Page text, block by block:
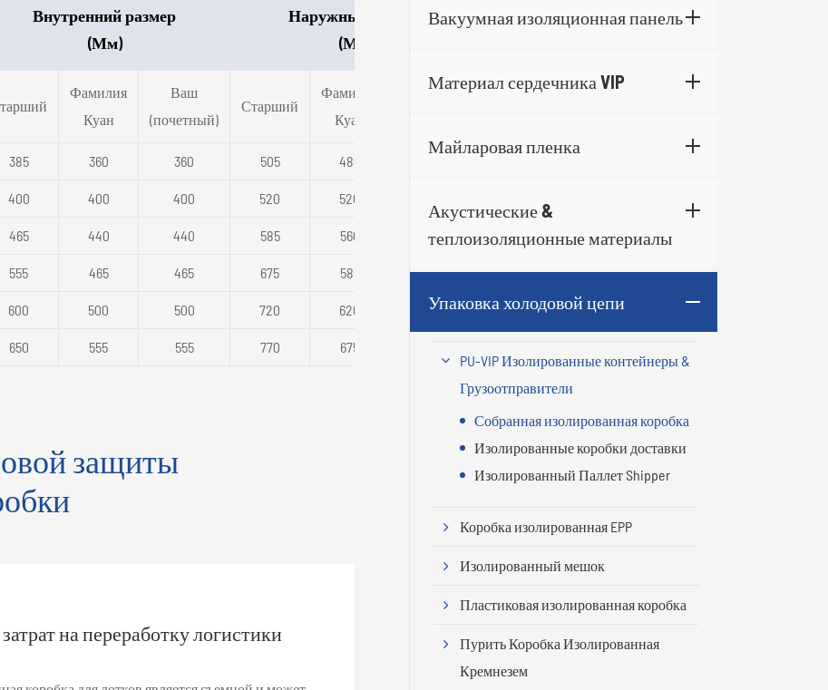
Внутренний размер
(Мм)
Наружный размер
(Мм)
Фамилия
Куан
Ваш
(почетный)
Старший
Фамилия
Куан
Ваш
385 360 360 505 480
400 400 400 520 520
465 440 440 585 560 560
555 465 465 675 585 585
600 500 500 720 620 620
650 555 555 770 675
защиты
на переработку логистики
Вакуумная изоляционная панель
Материал сердечника VIP
Майларовая пленка
Акустические &
теплоизоляционные материалы
Упаковка холодовой цепи
PU-VIP Изолированные контейнеры &
Грузоотправители
Собранная изолированная коробка
Изолированные коробки доставки
Изолированный Паллет Shipper
Коробка изолированная EPP
Изолированный мешок
Пластиковая изолированная коробка
Пурить Коробка Изолированная
Кремнезем